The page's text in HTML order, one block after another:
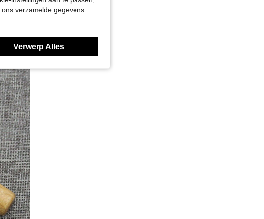
verzamelde gegevens
Verwerp Alles